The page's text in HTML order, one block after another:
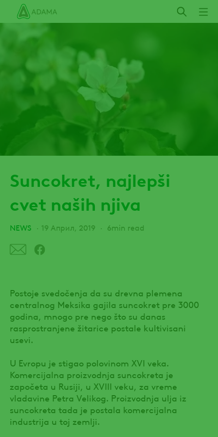
Suncokret, najlepši
cvet naših njiva
NEWS 19 Април, 2019 6min read
Postoje svedočenja da su drevna plemena
centralnog Meksika gajila suncokret pre 3000
godina, mnogo pre nego što su danas
rasprostranjene žitarice postale kultivisani
usevi.
U Evropu je stigao polovinom XVI veka.
Komercijalna proizvodnja suncokreta je
započeta u Rusiji, u XVIII veku, za vreme
vladavine Petra Velikog. Proizvodnja ulja iz
suncokreta tada je postala komercijalna
industrija u toj zemlji.